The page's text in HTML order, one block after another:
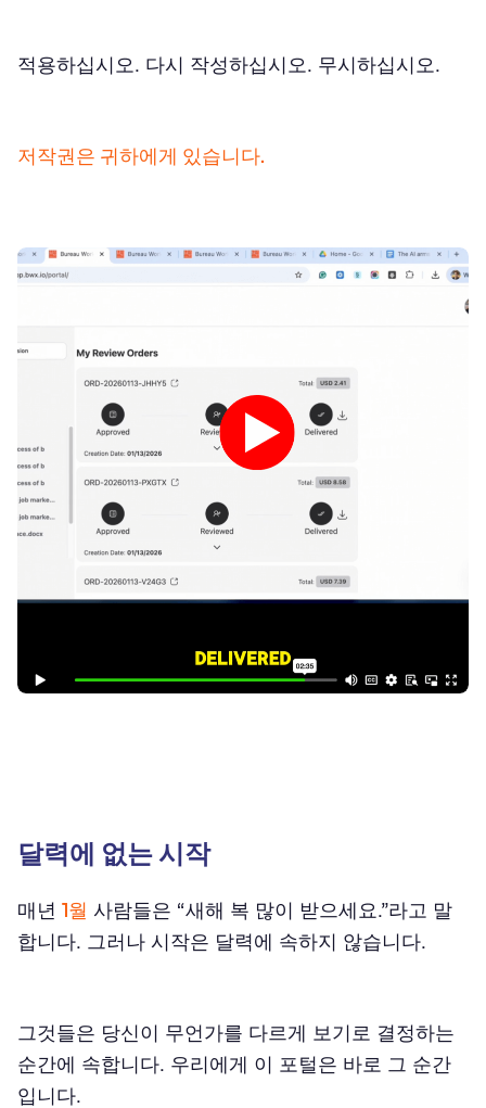
적용하십시오. 다시 작성하십시오. 무시하십시오.
저작권은 귀하에게 있습니다.
달력에 없는 시작
매년 1월 사람들은 “새해 복 많이 받으세요.”라고 말
합니다. 그러나 시작은 달력에 속하지 않습니다.
그것들은 당신이 무언가를 다르게 보기로 결정하는
순간에 속합니다. 우리에게 이 포털은 바로 그 순간
입니다.